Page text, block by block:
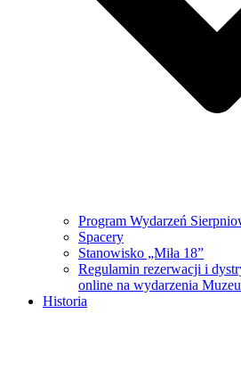
Program Wydarzeń
Spacery
Stanowisko „Miła 18”
Regulamin rezerwacji i
online na wydarzenia
Historia